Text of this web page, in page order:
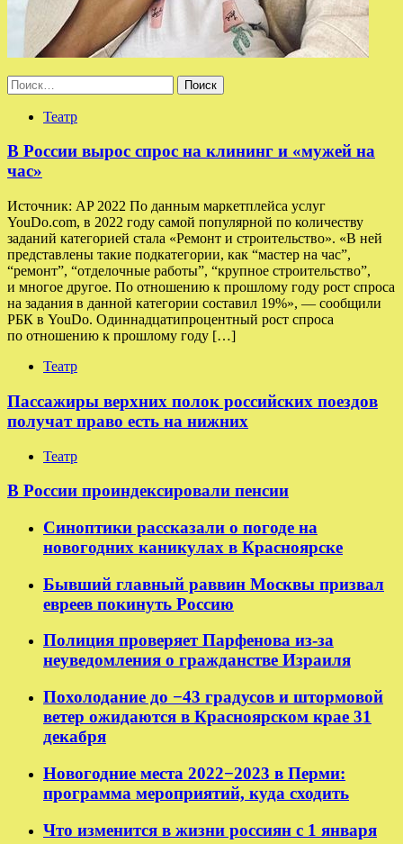
Найти:
Театр
В России вырос спрос на клининг и «мужей на
час»
Источник: AP 2022 По данным маркетплейса услуг
YouDo.com, в 2022 году самой популярной по количеству
заданий категорией стала «Ремонт и строительство». «В ней
представлены такие подкатегории, как “мастер на час”,
“ремонт”, “отделочные работы”, “крупное строительство”,
и многое другое. По отношению к прошлому году рост спроса
на задания в данной категории составил 19%», — сообщили
РБК в YouDo. Одиннадцатипроцентный рост спроса
по отношению к прошлому году […]
Театр
Пассажиры верхних полок российских поездов
получат право есть на нижних
Театр
В России проиндексировали пенсии
Синоптики рассказали о погоде на
новогодних каникулах в Красноярске
Бывший главный раввин Москвы призвал
евреев покинуть Россию
Полиция проверяет Парфенова из-за
неуведомления о гражданстве Израиля
Похолодание до −43 градусов и штормовой
ветер ожидаются в Красноярском крае 31
декабря
Новогодние места 2022−2023 в Перми:
программа мероприятий, куда сходить
Что изменится в жизни россиян с 1 января